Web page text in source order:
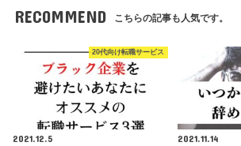
RECOMMEND こちらの記事も人気です。
20代向け転職サービス
2021.12.5
2021.11.14